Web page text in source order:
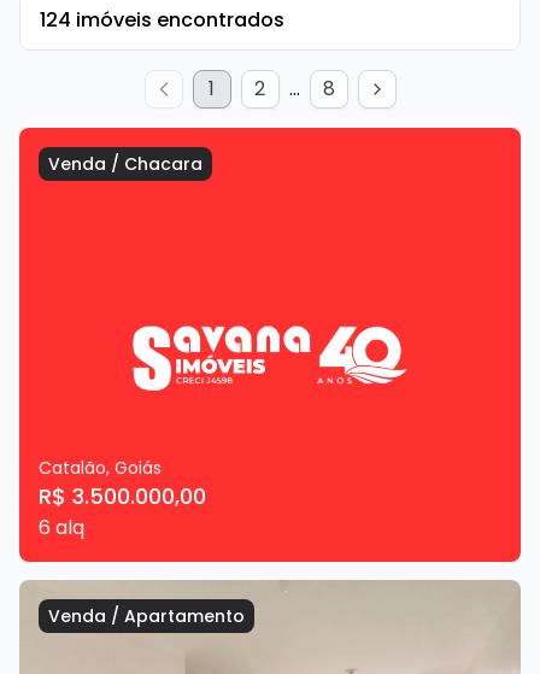
124 imóveis encontrados
1 2 ... 8
Venda / Chacara
Catalão, Goiás
R$ 3.500.000,00
6 alq
Venda / Apartamento